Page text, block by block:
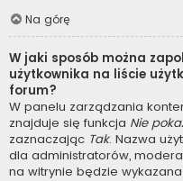
Na górę
W jaki sposób można
użytkownika na liście
forum?
W panelu zarządzania
znajduje się funkcja Nie
zaznaczając Tak. Nazwa
dla administratorów,
na witrynie będzie